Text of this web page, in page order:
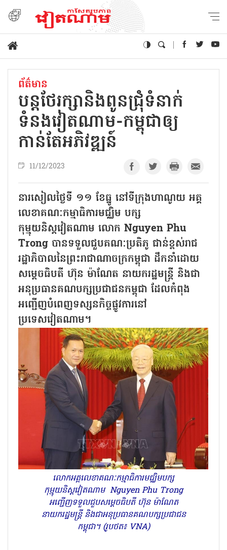
ព័ត៌មាន
បន្តថែរក្សានិងពូនជ្រុំទំនាក់
ទំនងវៀតណាម-កម្ពុជាឲ្យ
កាន់តែអភិវឌ្ឍន៍
11/12/2023
នារសៀលថ្ងៃទី ១១ ខែធ្នូ នៅទីក្រុងហាណូយ អគ្គ
លេខាគណៈកម្មាធិការមជ្ឈិម បក្ស
កុម្មុយនិស្តវៀតណាម លោក Nguyen Phu
Trong បានទទួលជួបគណៈប្រតិភូ ជាន់ខ្ពស់រាជ
រដ្ឋាភិបាលនៃព្រះរាជាណាចក្រកម្ពុជា ដឹកនាំដោយ
សម្ដេចធិបតី ហ៊ុន ម៉ាណែត នាយករដ្ឋមន្ត្រី និងជា
អនុប្រធានគណបក្សប្រជាជនកម្ពុជា ដែលកំពុង
អញ្ជើញបំពេញទស្សនកិច្ចផ្លូវការនៅ
ប្រទេសវៀតណាម។
លោកអគ្គលេខាគណៈកម្មាធិការមជ្ឈិមបក្ស
កុម្មុយនិស្តវៀតណាម Nguyen Phu Trong
អញ្ជើញទទួលជួបសម្ដេចធិបតី ហ៊ុន ម៉ាណែត
នាយករដ្ឋមន្រ្តី និងជាអនុប្រធានគណបក្សប្រជាជន
កម្ពុជា។ (រូបថត៖ VNA)